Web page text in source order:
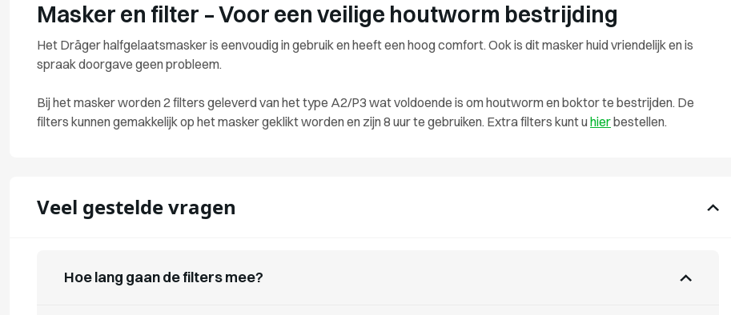
Masker en filter – Voor een veilige houtworm bestrijding
Het Dräger halfgelaatsmasker is eenvoudig in gebruik en heeft een hoog comfort. Ook is dit masker huid vriendelijk en is
spraak doorgave geen probleem.
Bij het masker worden 2 filters geleverd van het type A2/P3 wat voldoende is om houtworm en boktor te bestrijden. De
filters kunnen gemakkelijk op het masker geklikt worden en zijn 8 uur te gebruiken. Extra filters kunt u hierbestellen.
Veel gestelde vragen
Hoe lang gaan de filters mee?